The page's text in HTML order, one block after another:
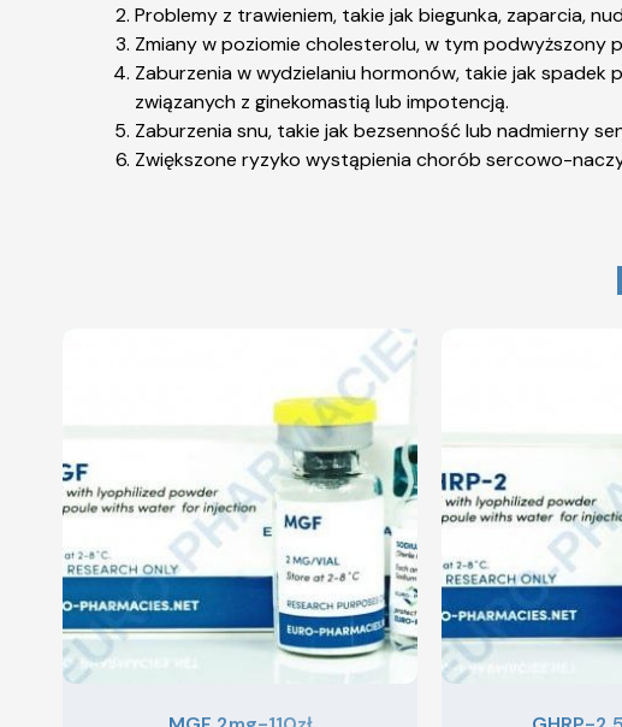
Problemy z trawieniem, takie jak biegunka, zaparcia,
Zmiany w poziomie cholesterolu, w tym podwyższony
Zaburzenia w wydzielaniu hormonów, takie jak
związanych z ginekomastią lub impotencją.
Zaburzenia snu, takie jak bezsenność lub nadmierny
Zwiększone ryzyko wystąpienia chorób sercowo-